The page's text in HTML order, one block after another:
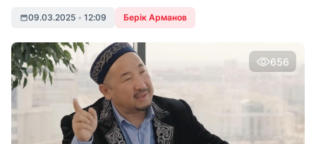
09.03.2025 • 12:09 Берік Арманов
656